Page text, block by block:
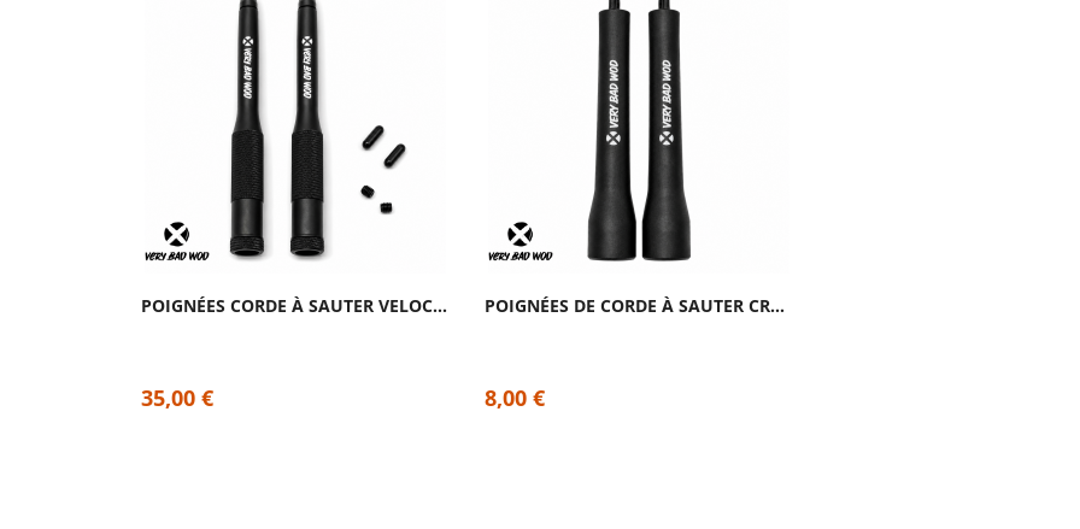
POIGNÉES CORDE À SAUTER VELOCITY 2.0 VERY...
35,00 €
POIGNÉES DE CORDE À SAUTER CROSS TRAINING...
8,00 €